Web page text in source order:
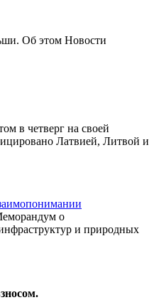
Об этом Новости
в четверг на своей
Латвией, Литвой и
о
и природных